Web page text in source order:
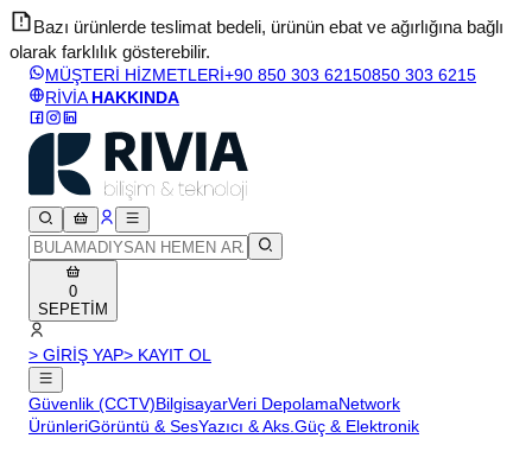
Bazı ürünlerde teslimat bedeli, ürünün ebat ve ağırlığına bağlı
olarak farklılık gösterebilir.
MÜŞTERİ HİZMETLERİ+90 850 303 62150850 303 6215
RİVİA HAKKINDA
0
SEPETİM
> GİRİŞ YAP> KAYIT OL
Güvenlik (CCTV)BilgisayarVeri DepolamaNetwork
ÜrünleriGörüntü & SesYazıcı & Aks.Güç & Elektronik